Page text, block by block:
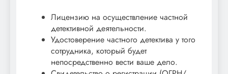
Лицензию на осуществление частной
детективной деятельности.
Удостоверение частного детектива у того
сотрудника, который будет
непосредственно вести ваше дело.